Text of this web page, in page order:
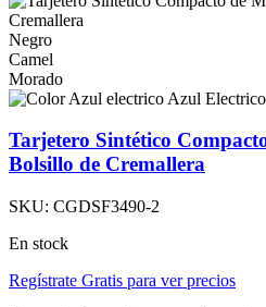
Negro
Camel
Morado
Azul Electrico
Tarjetero Sintético
Bolsillo de Cremallera
SKU: CGDSF3490-2
En stock
Regístrate Gratis para ver precios